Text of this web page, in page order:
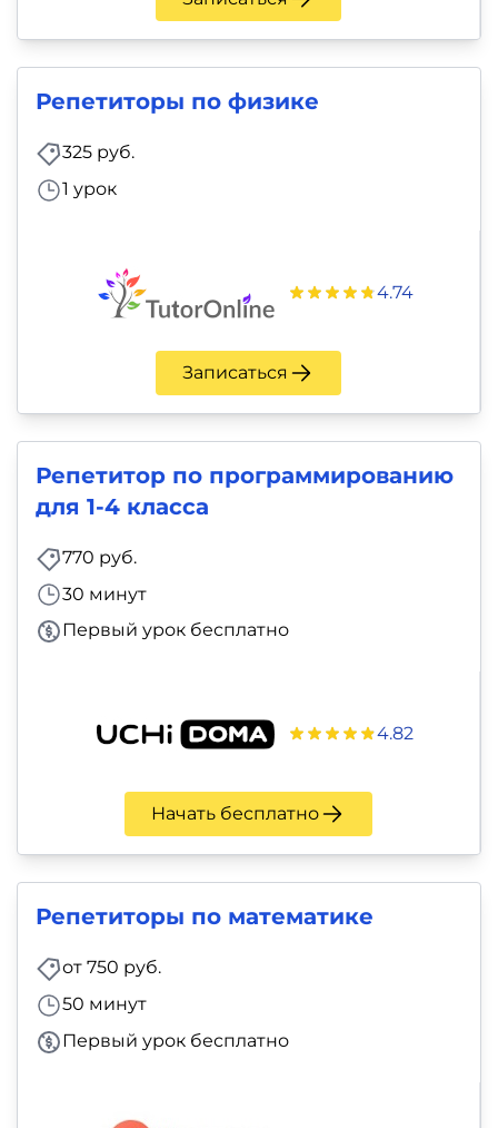
Репетиторы по физике
325 руб.
1 урок
4.74
Записаться
Репетитор по программированию
для 1-4 класса
770 руб.
30 минут
Первый урок бесплатно
4.82
Начать бесплатно
Репетиторы по математике
от 750 руб.
50 минут
Первый урок бесплатно